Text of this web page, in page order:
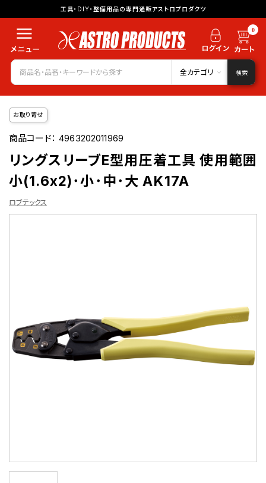
工具・DIY・整備用品の専門通販アストロプロダクツ
0
全カテゴリ 検索
お取り寄せ
商品コード：4963202011969
リングスリーブE型用圧着工具 使用範囲
小(1.6x2)･小･中･大 AK17A
ロブテックス